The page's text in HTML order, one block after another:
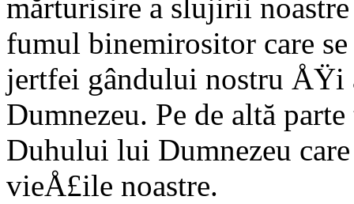
mărturisire a slujirii
fumul binemirositor care
jertfei gândului nostru ÅŸi
Dumnezeu. Pe de altă
Duhului lui Dumnezeu
vieÅ£ile noastre.